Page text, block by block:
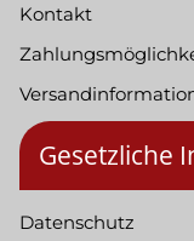
Kontakt
Gesetzliche
Datenschutz